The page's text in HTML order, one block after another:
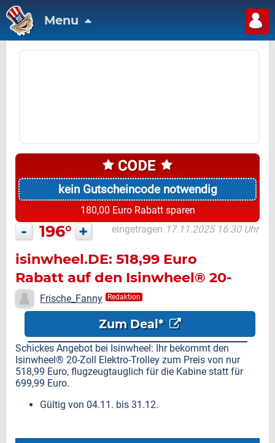
Menu
kein Gutscheincode notwendig
180,00 Euro Rabatt sparen
- 196° + eingetragen 17.11.2025 16:30 Uhr
isinwheel.DE: 518,99 Euro
Rabatt auf den Isinwheel® 20-
Zoll Elektro-Trolley
Frische_Fanny Redaktion
Zum Deal*
Schickes Angebot bei Isinwheel: Ihr bekommt den
Isinwheel® 20-Zoll Elektro-Trolley zum Preis von nur
518,99 Euro, flugzeugtauglich für die Kabine statt für
699,99 Euro.
Gültig von 04.11. bis 31.12.